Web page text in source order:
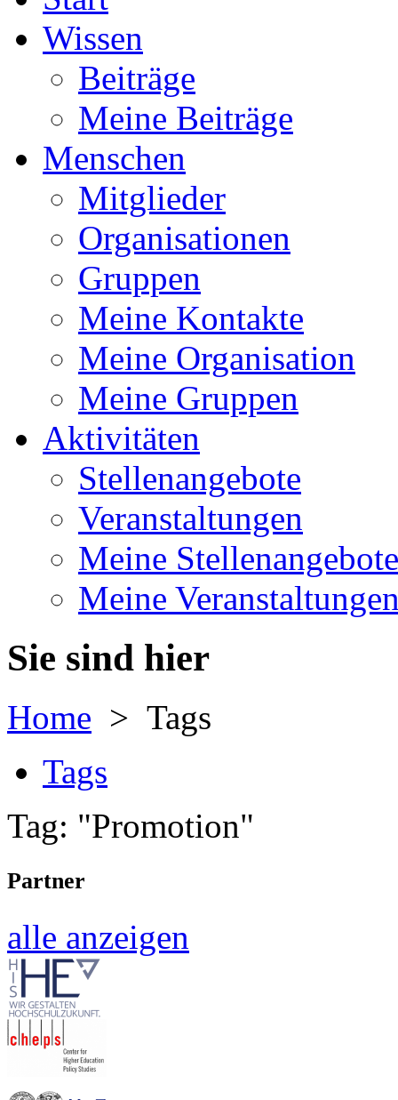
Wissen
Beiträge
Meine Beiträge
Menschen
Mitglieder
Organisationen
Gruppen
Meine Kontakte
Meine Organisation
Meine Gruppen
Aktivitäten
Stellenangebote
Veranstaltungen
Meine Stellenangebote
Meine
Sie sind hier
Home > Tags
Tags
Tag: "Promotion"
Partner
alle anzeigen